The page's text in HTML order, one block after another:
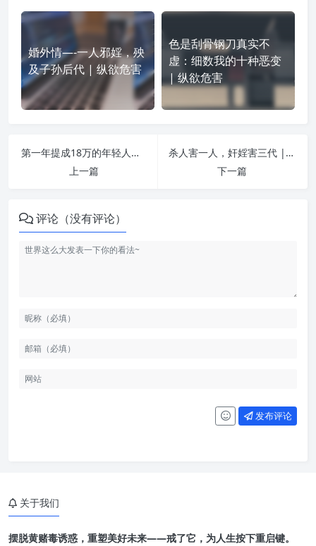
婚外情—-一人邪婬，殃
及子孙后代 | 纵欲危害
色是刮骨钢刀真实不
虚：细数我的十种恶变
| 纵欲危害
第一年提成18万的年轻人竟要轻生 | 纵欲危害
上一篇
杀人害一人，奸婬害三代 | 纵欲危害
下一篇
评论（没有评论）
发布评论
关于我们
摆脱黄赌毒诱惑，重塑美好未来——戒了它，为人生按下重启键。